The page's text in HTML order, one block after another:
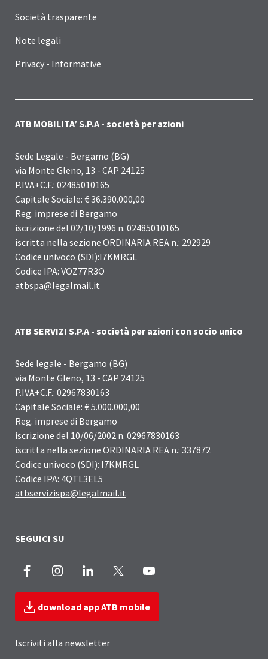
Società trasparente
Note legali
Privacy - Informative
ATB MOBILITA’ S.P.A - società per azioni
Sede Legale - Bergamo (BG)
via Monte Gleno, 13 - CAP 24125
P.IVA+C.F.: 02485010165
Capitale Sociale: € 36.390.000,00
Reg. imprese di Bergamo
iscrizione del 02/10/1996 n. 02485010165
iscritta nella sezione ORDINARIA REA n.: 292929
Codice univoco (SDI):I7KMRGL
Codice IPA: VOZ77R3O
atbspa@legalmail.it
ATB SERVIZI S.P.A - società per azioni con socio unico
Sede legale - Bergamo (BG)
via Monte Gleno, 13 - CAP 24125
P.IVA+C.F.: 02967830163
Capitale Sociale: € 5.000.000,00
Reg. imprese di Bergamo
iscrizione del 10/06/2002 n. 02967830163
iscritta nella sezione ORDINARIA REA n.: 337872
Codice univoco (SDI): I7KMRGL
Codice IPA: 4QTL3EL5
atbservizispa@legalmail.it
SEGUICI SU
Facebook InstagramLinkedIn
download app ATB mobile
Iscriviti alla newsletter